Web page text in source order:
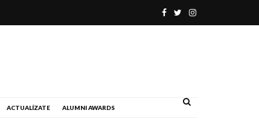
ACTUALÍZATE ALUMNI AWARDS